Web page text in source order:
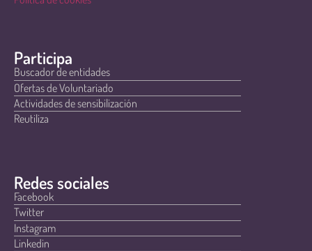
Participa
Buscador de entidades
Ofertas de Voluntariado
Actividades de sensibilización
Reutiliza
Redes sociales
Facebook
Twitter
Instagram
Linkedin